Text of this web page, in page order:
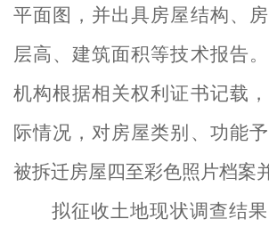
平面图，并出具房屋结构、房
层高、建筑面积等技术报告。
机构根据相关权利证书记载
际情况，对房屋类别、功能
被拆迁房屋四至彩色照片档案
拟征收土地现状调查结